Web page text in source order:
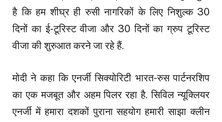
है कि हम शीघ्र ही रुसी नागरिकों के लिए निशुल्क 30
दिनों का ई-टूरिस्ट वीजा और 30 दिनों का ग्रुप टूरिस्ट
वीजा की शुरुआत करने जा रहे हैं.
मोदी ने कहा कि एनर्जी सिक्योरिटी भारत-रुस पार्टनरशिप
का एक मजबूत और अहम पिलर रहा है. सिविल न्यूक्लियर
एनर्जी में हमारा दशकों पुराना सहयोग हमारी साझा क्लीन